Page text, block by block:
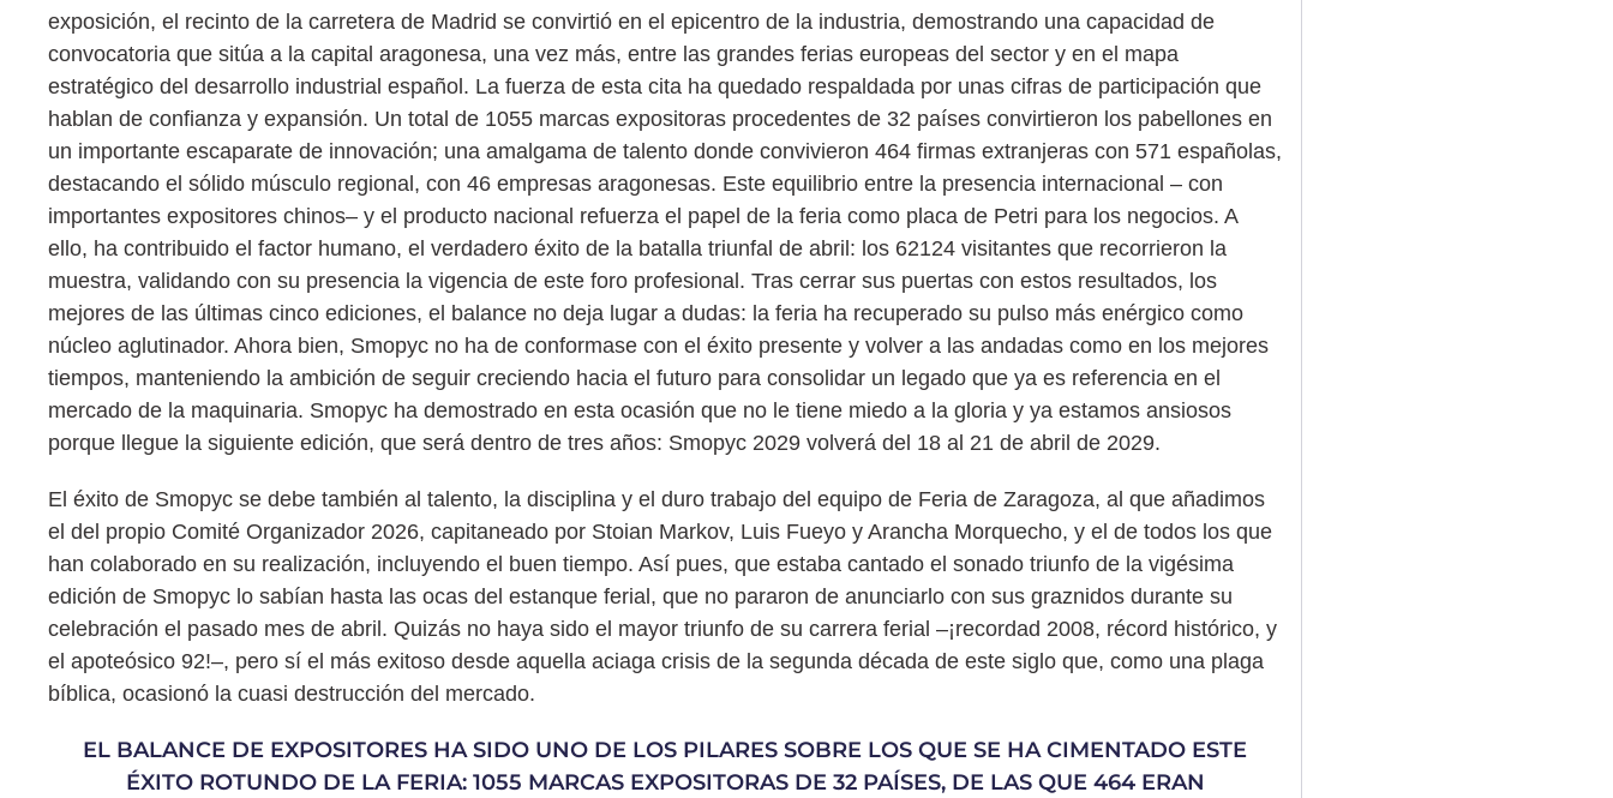
exposición, el recinto de la carretera de Madrid se convirtió en el epicentro de la industria, demostrando una capacidad de
convocatoria que sitúa a la capital aragonesa, una vez más, entre las grandes ferias europeas del sector y en el mapa
estratégico del desarrollo industrial español. La fuerza de esta cita ha quedado respaldada por unas cifras de participación que
hablan de confianza y expansión. Un total de 1055 marcas expositoras procedentes de 32 países convirtieron los pabellones en
un importante escaparate de innovación; una amalgama de talento donde convivieron 464 firmas extranjeras con 571 españolas,
destacando el sólido músculo regional, con 46 empresas aragonesas. Este equilibrio entre la presencia internacional – con
importantes expositores chinos– y el producto nacional refuerza el papel de la feria como placa de Petri para los negocios. A
ello, ha contribuido el factor humano, el verdadero éxito de la batalla triunfal de abril: los 62124 visitantes que recorrieron la
muestra, validando con su presencia la vigencia de este foro profesional. Tras cerrar sus puertas con estos resultados, los
mejores de las últimas cinco ediciones, el balance no deja lugar a dudas: la feria ha recuperado su pulso más enérgico como
núcleo aglutinador. Ahora bien, Smopyc no ha de conformase con el éxito presente y volver a las andadas como en los mejores
tiempos, manteniendo la ambición de seguir creciendo hacia el futuro para consolidar un legado que ya es referencia en el
mercado de la maquinaria. Smopyc ha demostrado en esta ocasión que no le tiene miedo a la gloria y ya estamos ansiosos
porque llegue la siguiente edición, que será dentro de tres años: Smopyc 2029 volverá del 18 al 21 de abril de 2029.
El éxito de Smopyc se debe también al talento, la disciplina y el duro trabajo del equipo de Feria de Zaragoza, al que añadimos
el del propio Comité Organizador 2026, capitaneado por Stoian Markov, Luis Fueyo y Arancha Morquecho, y el de todos los que
han colaborado en su realización, incluyendo el buen tiempo. Así pues, que estaba cantado el sonado triunfo de la vigésima
edición de Smopyc lo sabían hasta las ocas del estanque ferial, que no pararon de anunciarlo con sus graznidos durante su
celebración el pasado mes de abril. Quizás no haya sido el mayor triunfo de su carrera ferial –¡recordad 2008, récord histórico, y
el apoteósico 92!–, pero sí el más exitoso desde aquella aciaga crisis de la segunda década de este siglo que, como una plaga
bíblica, ocasionó la cuasi destrucción del mercado.
EL BALANCE DE EXPOSITORES HA SIDO UNO DE LOS PILARES SOBRE LOS QUE SE HA CIMENTADO ESTE
ÉXITO ROTUNDO DE LA FERIA: 1055 MARCAS EXPOSITORAS DE 32 PAÍSES, DE LAS QUE 464 ERAN